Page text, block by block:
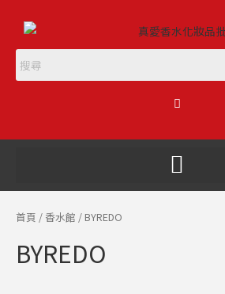
購
首頁 / 香水館 / BYREDO
BYREDO